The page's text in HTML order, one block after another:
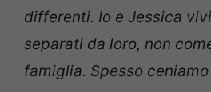
differenti. Io e Jessica
separati da loro, non
famiglia. Spesso